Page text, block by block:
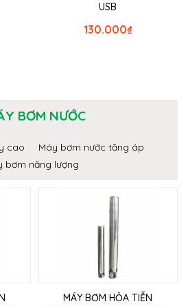
USB
₫
130.000
BƠM NƯỚC
cao
Máy bơm nước tăng áp
bơm năng lượng
MÁY BƠM HỎA TIỄN